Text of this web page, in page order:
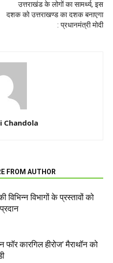
उत्तराखंड के लोगों का सामर्थ्य, इस
दशक को उत्तराखण्ड का दशक बनाएगा
: प्रधानमंत्री मोदी
Chandola
FROM AUTHOR
विभिन्न विभागों के प्रस्तावों को
फॉर कारगिल हीरोज’ मैराथॉन को